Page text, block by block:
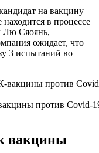
на вакцину
в процессе
Лю Сяоянь,
ожидает, что
3 испытаний во
против Covid-
вакцины